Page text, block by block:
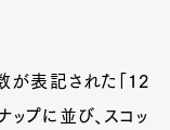
が表記された「12
ップに並び、スコッ